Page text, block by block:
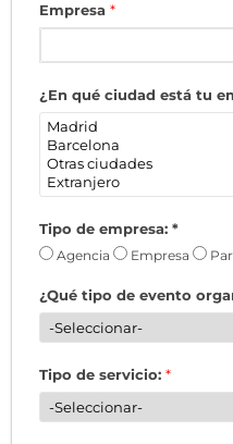
Empresa *
¿En qué ciudad está tu
Tipo de empresa: *
Agencia Empresa
¿Qué tipo de evento
Tipo de servicio: *